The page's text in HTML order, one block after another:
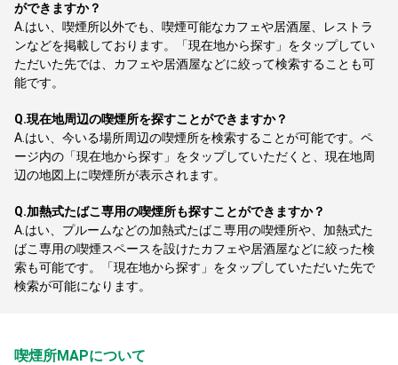
ができますか？
A. はい、喫煙所以外でも、喫煙可能なカフェや居酒屋、レストラ
ンなどを掲載しております。「現在地から探す」をタップしてい
ただいた先では、カフェや居酒屋などに絞って検索することも可
能です。
Q.現在地周辺の喫煙所を探すことができますか？
A. はい、今いる場所周辺の喫煙所を検索することが可能です。ペ
ージ内の「現在地から探す」をタップしていただくと、現在地周
辺の地図上に喫煙所が表示されます。
Q.加熱式たばこ専用の喫煙所も探すことができますか？
A. はい、プルームなどの加熱式たばこ専用の喫煙所や、加熱式た
ばこ専用の喫煙スペースを設けたカフェや居酒屋などに絞った検
索も可能です。「現在地から探す」をタップしていただいた先で
検索が可能になります。
喫煙所MAPについて